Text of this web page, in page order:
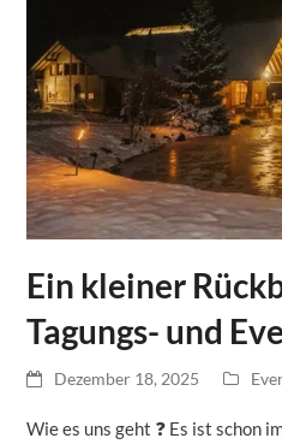
Ein kleiner
Tagungs- und
Dezember 18, 2025
Wie es uns geht ❓ Es ist schon